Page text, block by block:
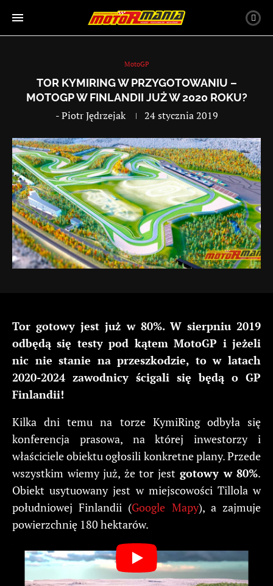
MotoGP
TOR KYMIRING W PRZYGOTOWANIU –
MOTOGP W FINLANDII JUŻ W 2020 ROKU?
-Piotr Jędrzejak 24 stycznia 2019
Tor gotowy jest już w 80%. W sierpniu 2019
odbędą się testy pod kątem MotoGP i jeżeli
nic nie stanie na przeszkodzie, to w latach
2020-2024 zawodnicy ścigali się będą o GP
Finlandii!
Kilka dni temu na torze KymiRing odbyła się
konferencja prasowa, na której inwestorzy i
właściciele obiektu ogłosili konkretne plany. Przede
wszystkim wiemy już, że tor jest gotowy w 80%.
Obiekt usytuowany jest w miejscowości Tillola w
południowej Finlandii (Google Mapy), a zajmuje
powierzchnię 180 hektarów.